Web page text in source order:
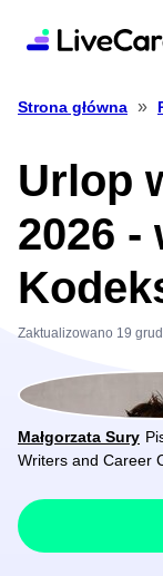
Strona główna »
Urlop
2026 -
Zaktualizowano 19
Małgorzata Sury
Writers and Career